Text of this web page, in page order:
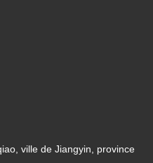
ville de Jiangyin, province